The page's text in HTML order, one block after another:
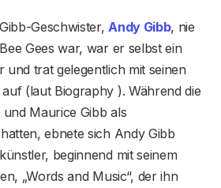
Geschwister, Andy Gibb, nie
Gees war, war er selbst ein
und trat gelegentlich mit seinen
(laut Biography ). Während die
Maurice Gibb als
ebnete sich Andy Gibb
beginnend mit seinem
„Words and Music“, der ihn